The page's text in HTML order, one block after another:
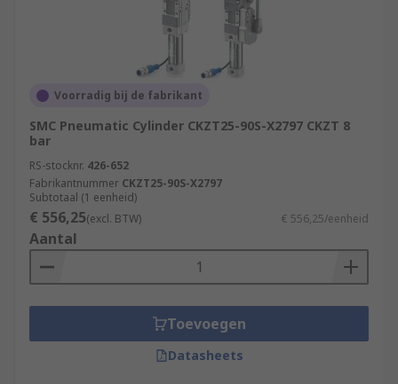
Voorradig bij de fabrikant
SMC Pneumatic Cylinder CKZT25-90S-X2797 CKZT 8
bar
RS-stocknr. 426-652
Fabrikantnummer CKZT25-90S-X2797
Subtotaal (1 eenheid)
€ 556,25(excl. BTW) € 556,25/eenheid
Aantal
Toevoegen
Datasheets